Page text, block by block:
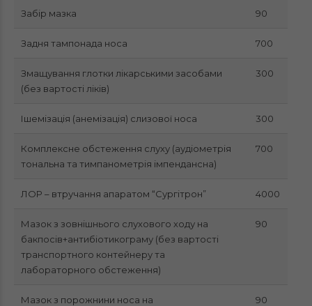
Забір мазка 90
Задня тампонада носа 700
Змащування глотки лікарськими засобами
(без вартості ліків)
300
Ішемізація (анемізація) слизової носа 300
Комплексне обстеження слуху (аудіометрія
тональна та тимпанометрія імпендансна)
700
ЛОР – втручання апаратом “Сургітрон” 4000
Мазок з зовнішнього слухового ходу на
бакпосів+антибіотикограму (без вартості
транспортного контейнеру та
лабораторного обстеження)
90
Мазок з порожнини носа на
90